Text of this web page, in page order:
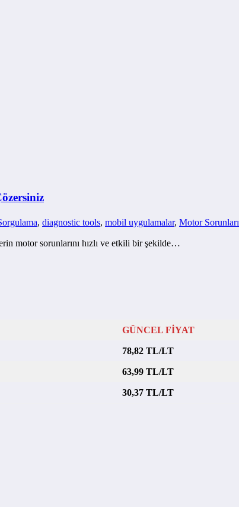
, diagnostic tools, mobil uygulamalar, Motor Sorunları
motor sorunlarını hızlı ve etkili bir şekilde…
GÜNCEL FİYAT
78,82 TL/LT
63,99 TL/LT
30,37 TL/LT